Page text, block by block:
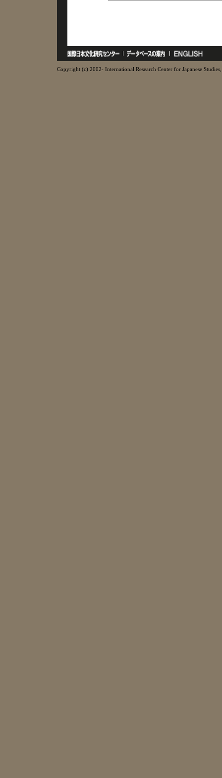
Copyright (c) 2002- International Research Center for Japanese